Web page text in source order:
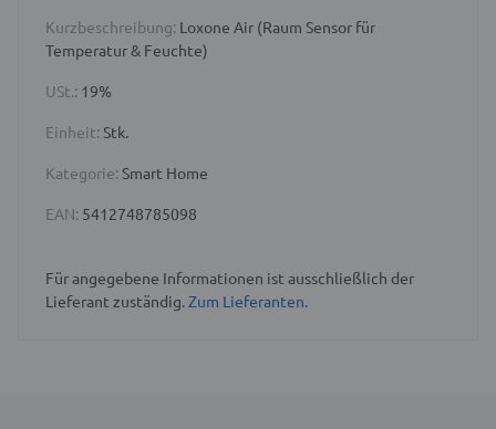
Kurzbeschreibung: Loxone Air (Raum Sensor für
Temperatur & Feuchte)
USt.: 19%
Einheit: Stk.
Kategorie: Smart Home
EAN: 5412748785098
Für angegebene Informationen ist ausschließlich der
Lieferant zuständig.Zum Lieferanten.